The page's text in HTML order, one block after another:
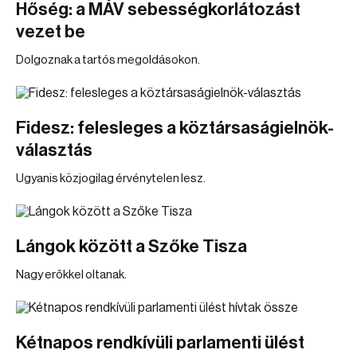
Hőség: a MÁV sebességkorlátozást
vezet be
Dolgoznak a tartós megoldásokon.
Fidesz: felesleges a köztársaságielnök-
választás
Ugyanis közjogilag érvénytelen lesz.
Lángok között a Szőke Tisza
Nagy erőkkel oltanak.
Kétnapos rendkívüli parlamenti ülést